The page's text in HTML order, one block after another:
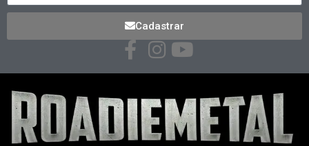
Cadastrar